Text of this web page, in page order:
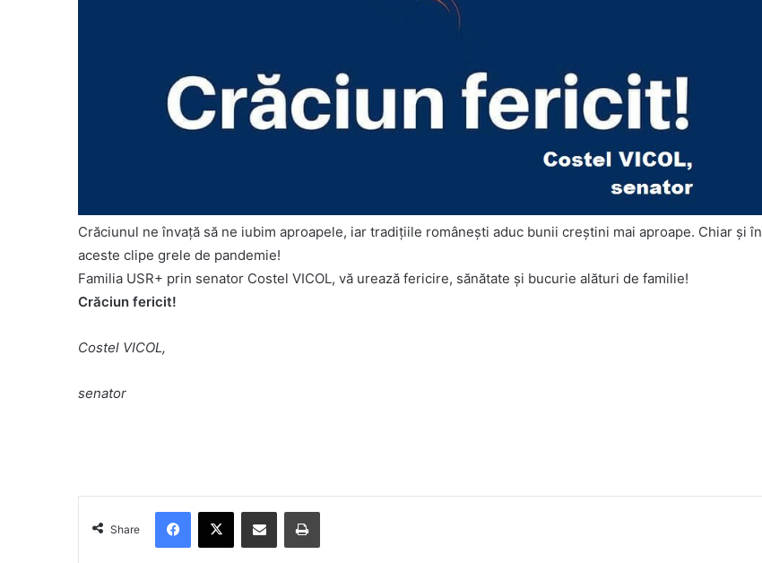
Crăciunul ne învaţă să ne iubim aproapele, iar tradiţiile româneşti aduc bunii creştini mai aproape. Chiar şi în
aceste clipe grele de pandemie!
Familia USR+ prin senator Costel VICOL, vă urează fericire, sănătate şi bucurie alături de familie!
Crăciun fericit!
Costel VICOL,
senator
Share